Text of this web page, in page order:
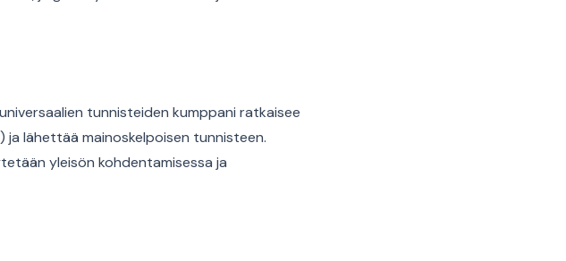
tunnisteiden kumppani ratkaisee
lähettää mainoskelpoisen tunnisteen.
yleisön kohdentamisessa ja